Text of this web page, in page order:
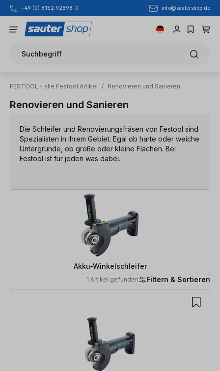
Zum Hauptinhalt springen
+49 (0) 8152 92898-0 info@sautershop.de
Suchbegriff
FESTOOL - alle Festool Artikel / Renovieren und Sanieren
Renovieren und Sanieren
Die Schleifer und Renovierungsfräsen von Festool sind
Spezialisten in ihrem Gebiet. Egal ob harte oder weiche
Untergründe, ob große oder kleine Flächen. Bei
Festool ist für jeden was dabei.
Akku-Winkelschleifer
1 Artikel gefunden Filtern & Sortieren
1 Artikel gefunden